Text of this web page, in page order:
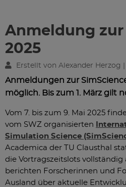
Anmeldung zur
2025
Erstellt von Alexander Herzog |
Anmeldungen zur
möglich. Bis zum 1. März gilt
Vom 7. bis zum 9. Mai 2025
vom SWZ organisierten
Simulation Science
Academica der TU Clausthal
die Vortragszeitslots
berichten Forscherinnen und
Ausland über aktuelle